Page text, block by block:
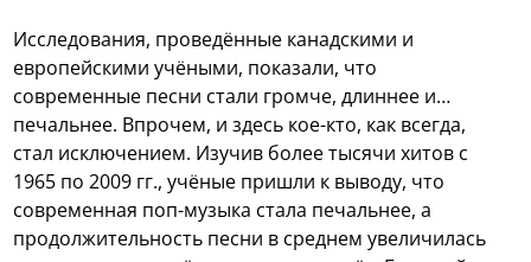
Исследования, проведённые канадскими и
европейскими учёными, показали, что
современные песни стали громче, длиннее и…
печальнее. Впрочем, и здесь кое-кто, как всегда,
стал исключением. Изучив более тысячи хитов с
1965 по 2009 гг., учёные пришли к выводу, что
современная поп-музыка стала печальнее, а
продолжительность песни в среднем увеличилась